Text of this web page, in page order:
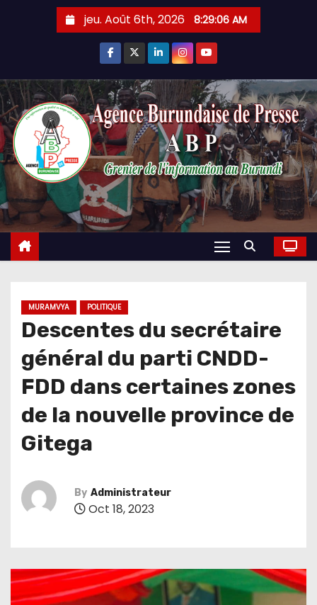
jeu. Août 6th, 2026 8:29:07 AM
MURAMVYA POLITIQUE
Descentes du secrétaire
général du parti CNDD-
FDD dans certaines zones
de la nouvelle province de
Gitega
By Administrateur
Oct 18, 2023